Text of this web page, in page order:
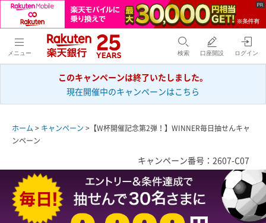
メニュー 検索 口座開設 ログイン
このキャンペーンは終了いたしました。
現在開催中のキャンペーンはこちら
ホーム > キャンペーン >【W杯開催記念第2弾！】WINNER毎日抽せんキャ
ンペーン
キャンペーン番号：2607-C07